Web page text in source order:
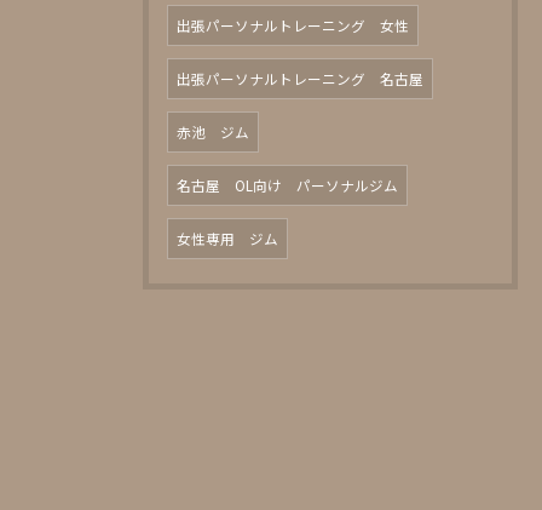
出張パーソナルトレーニング 女性
出張パーソナルトレーニング 名古屋
赤池 ジム
名古屋 OL向け パーソナルジム
女性専用 ジム